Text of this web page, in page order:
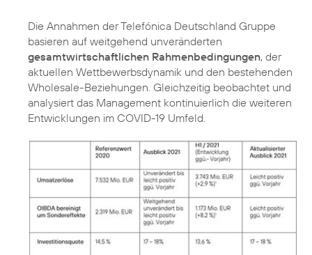
Die Annahmen der Telefónica Deutschland Gruppe
basieren auf weitgehend unveränderten
gesamtwirtschaftlichen Rahmenbedingungen, der
aktuellen Wettbewerbsdynamik und den bestehenden
Wholesale-Beziehungen. Gleichzeitig beobachtet und
analysiert das Management kontinuierlich die weiteren
Entwicklungen im COVID-19 Umfeld.